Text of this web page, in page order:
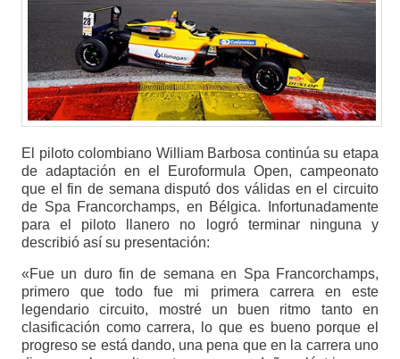
El piloto colombiano William Barbosa continúa su etapa
de adaptación en el Euroformula Open, campeonato
que el fin de semana disputó dos válidas en el circuito
de Spa Francorchamps, en Bélgica. Infortunadamente
para el piloto llanero no logró terminar ninguna y
describió así su presentación:
«Fue un duro fin de semana en Spa Francorchamps,
primero que todo fue mi primera carrera en este
legendario circuito, mostré un buen ritmo tanto en
clasificación como carrera, lo que es bueno porque el
progreso se está dando, una pena que en la carrera uno